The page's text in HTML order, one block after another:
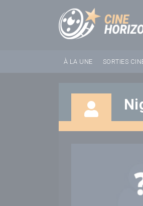
À LA UNE SORTIES
Panneau de gestion des cookies